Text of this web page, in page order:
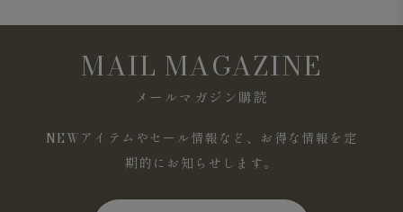
MAIL MAGAZINE
メールマガジン購読
NEWアイテムやセール情報など、お得な情報を定
期的にお知らせします。